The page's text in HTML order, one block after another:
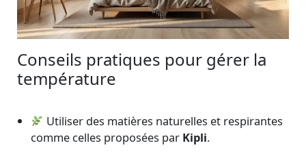
Conseils pratiques pour gérer la
température
Utiliser des matières naturelles et respirantes
comme celles proposées par Kipli.